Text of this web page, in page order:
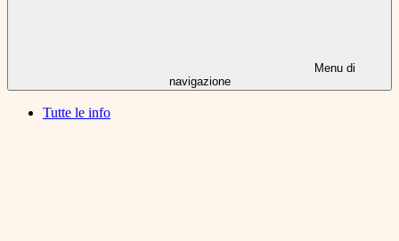
Menu di
navigazione
Tutte le info